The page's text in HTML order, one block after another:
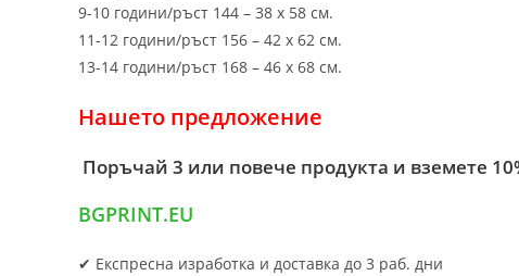
9-10 години/ръст 144 – 38 х 58 см.
11-12 години/ръст 156 – 42 x 62 см.
13-14 години/ръст 168 – 46 х 68 см.
Нашето предложение
Поръчай 3 или повече продукта и вземете
BGPRINT.EU
✔ Експресна изработка и доставка до 3 раб. дни